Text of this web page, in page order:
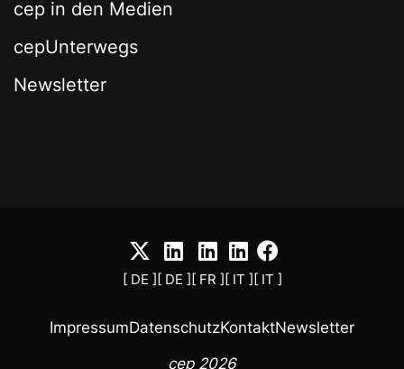
cep in den Medien
cepUnterwegs
Newsletter
[ DE ][ DE ][ FR ][ IT ][ IT ]
ImpressumDatenschutzKontaktNewsletter
cep 2026